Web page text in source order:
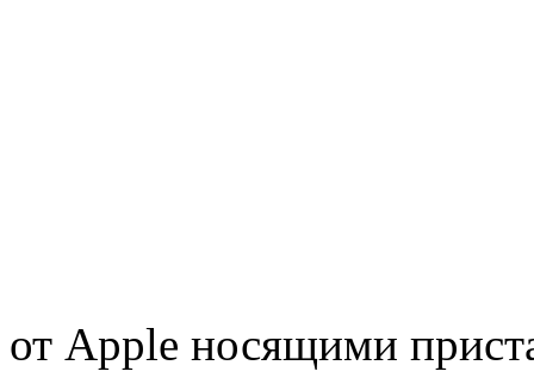
от Apple носящими